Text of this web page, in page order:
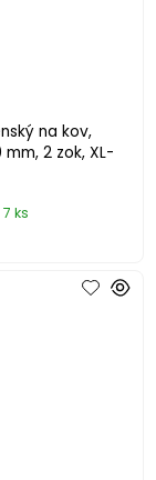
na kov,
mm, 2 zok, XL-
ks